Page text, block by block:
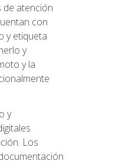
de atención
con
y etiqueta
y
y la
y
Los